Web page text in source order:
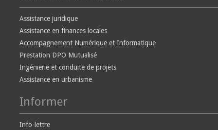
Assistance juridique
Assistance en finances locales
Accompagnement Numérique et Informatique
Prestation DPO Mutualisé
Ingénierie et conduite de projets
Assistance en urbanisme
Informer
Info-lettre